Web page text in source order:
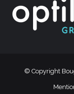
© Copyright